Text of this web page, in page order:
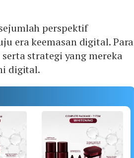
perspektif
era keemasan digital. Para
strategi yang mereka
digital.